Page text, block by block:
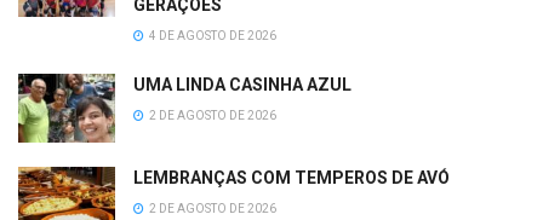
GERAÇÕES
4 DE AGOSTO DE 2026
UMA LINDA CASINHA AZUL
2 DE AGOSTO DE 2026
LEMBRANÇAS COM TEMPEROS DE AVÓ
2 DE AGOSTO DE 2026